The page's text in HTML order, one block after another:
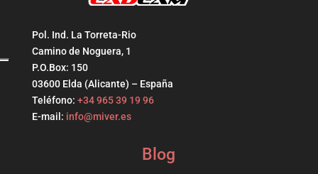
Pol. Ind. La Torreta-Rio
Camino de Noguera, 1
P.O.Box: 150
03600 Elda (Alicante) – España
Teléfono: +34 965 39 19 96
E-mail: info@miver.es
Blog